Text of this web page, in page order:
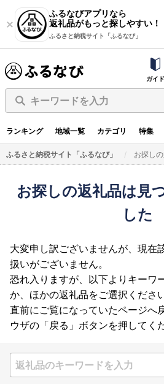
ふるなびアプリなら
返礼品がもっと探しやすい！
ふるさと納税サイト「ふるなび」
ガイド
キーワードを入力
ランキング 地域一覧 カテゴリ 特集
ふるさと納税サイト「ふるなび」 お探し
お探しの返礼品は見
した
大変申し訳ございませんが、現在
扱いがございません。
恐れ入りますが、以下よりキーワ
か、ほかの返礼品をご選択ください
直前にご覧になっていたページへ
ウザの「戻る」ボタンを押してく